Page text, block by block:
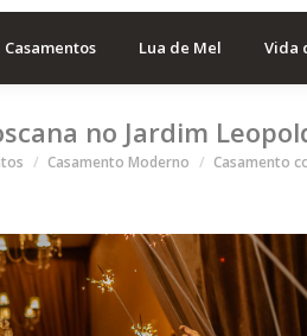
Casamentos Lua de Mel Vida
no Jardim
Casamento Moderno Casamento